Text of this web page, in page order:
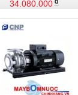
34.080.000